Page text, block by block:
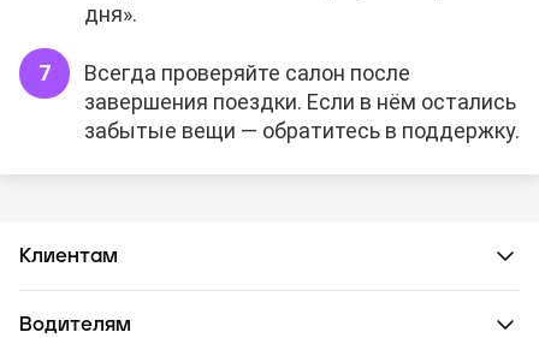
дня».
Всегда проверяйте салон после
завершения поездки. Если в нём остались
забытые вещи — обратитесь в поддержку.
Клиентам
Водителям